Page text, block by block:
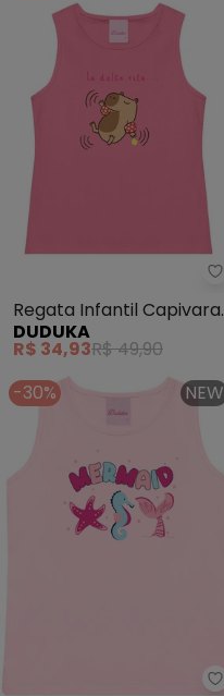
Regata Infantil Capivara
La Dolce Vita (Rosa)
DUDUKA
R$ 34,93R$ 49,90
-30%
NEW